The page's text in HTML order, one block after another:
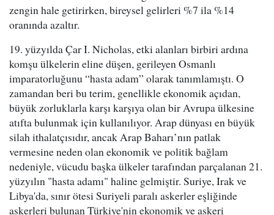
zengin hale getirirken, bireysel gelirleri %7 ila %14
oranında azaltır.
19. yüzyılda Çar I. Nicholas, etki alanları birbiri ardına
komşu ülkelerin eline düşen, gerileyen Osmanlı
imparatorluğunu “hasta adam” olarak tanımlamıştı. O
zamandan beri bu terim, genellikle ekonomik açıdan,
büyük zorluklarla karşı karşıya olan bir Avrupa ülkesine
atıfta bulunmak için kullanılıyor. Arap dünyası en büyük
silah ithalatçısıdır, ancak Arap Baharı’nın patlak
vermesine neden olan ekonomik ve politik bağlam
nedeniyle, vücudu başka ülkeler tarafından parçalanan 21.
yüzyılın "hasta adamı" haline gelmiştir. Suriye, Irak ve
Libya'da, sınır ötesi Suriyeli paralı askerler eşliğinde
askerleri bulunan Türkiye'nin ekonomik ve askeri